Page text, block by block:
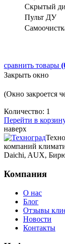
Скрытый
Пульт ДУ
сравнить товары
Закрыть окно
(Окно закроется
Количество: 1
Перейти в
наверх
компаний
Daichi, AUX,
Компания
О нас
Блог
Отзывы
Новости
Контакты